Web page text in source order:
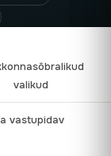
valikud
vastupidav